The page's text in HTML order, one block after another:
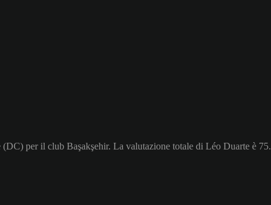
per il club Başakşehir. La valutazione totale di Léo Duarte è 75.